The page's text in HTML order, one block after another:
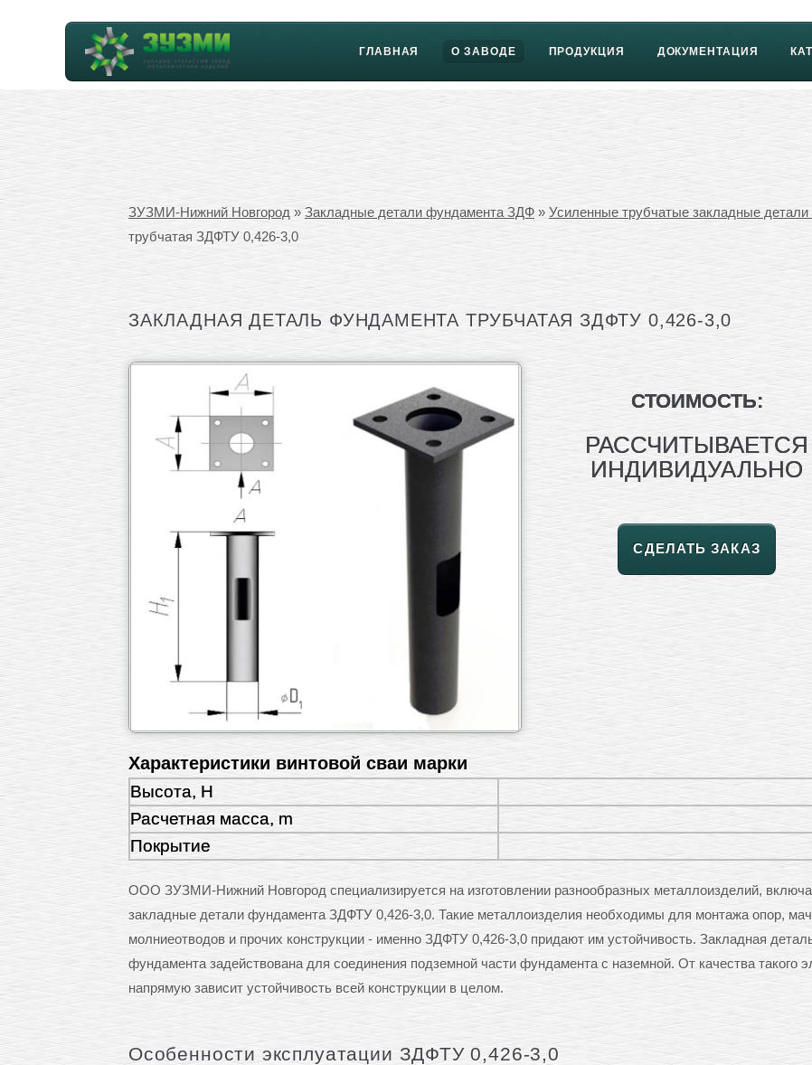
ГЛАВНАЯ О ЗАВОДЕ ПРОДУКЦИЯ ДОКУМЕНТАЦИЯ
ЗУЗМИ-Нижний Новгород »Закладные детали фундамента ЗДФ » Усиленные трубчатые закладные
трубчатая ЗДФТУ 0,426-3,0
ЗАКЛАДНАЯ ДЕТАЛЬ ФУНДАМЕНТА ТРУБЧАТАЯ ЗДФТУ 0,426-3,0
СТОИМОСТЬ:
РАССЧИТЫВАЕТСЯ
ИНДИВИДУАЛЬНО
СДЕЛАТЬ ЗАКАЗ
Характеристики винтовой сваи марки
Высота, H
Расчетная масса, m
Покрытие
ООО ЗУЗМИ-Нижний Новгород специализируется на изготовлении разнообразных металлоизделий,
закладные детали фундамента ЗДФТУ 0,426-3,0. Такие металлоизделия необходимы для монтажа опор,
молниеотводов и прочих конструкции - именно ЗДФТУ 0,426-3,0 придают им устойчивость. Закладная
фундамента задействована для соединения подземной части фундамента с наземной. От качества такого
напрямую зависит устойчивость всей конструкции в целом.
Особенности эксплуатации ЗДФТУ 0,426-3,0